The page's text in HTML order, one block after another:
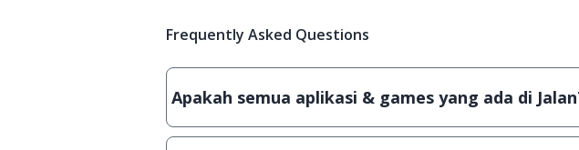
Frequently Asked Questions
Apakah semua aplikasi & games yang ada di
Ya, JalanTikus hanya membagikan aplikasi & games